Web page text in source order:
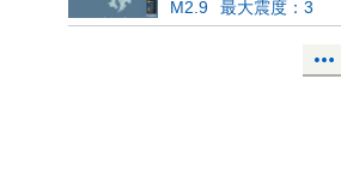
M2.9
最大震度：3